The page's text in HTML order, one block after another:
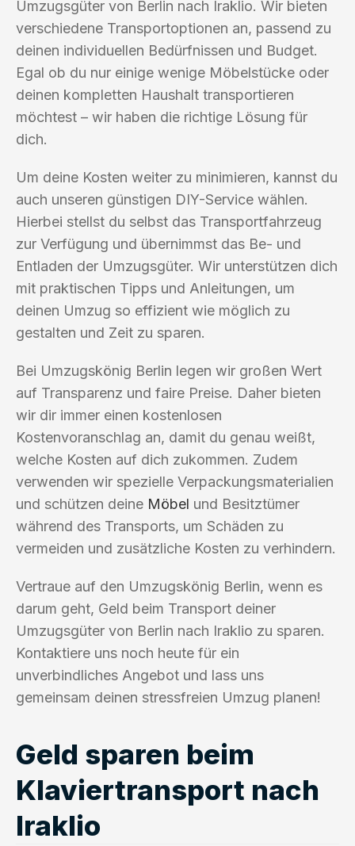
Umzugsgüter von Berlin nach Iraklio. Wir bieten
verschiedene Transportoptionen an, passend zu
deinen individuellen Bedürfnissen und Budget.
Egal ob du nur einige wenige Möbelstücke oder
deinen kompletten Haushalt transportieren
möchtest – wir haben die richtige Lösung für
dich.
Um deine Kosten weiter zu minimieren, kannst du
auch unseren günstigen DIY-Service wählen.
Hierbei stellst du selbst das Transportfahrzeug
zur Verfügung und übernimmst das Be- und
Entladen der Umzugsgüter. Wir unterstützen dich
mit praktischen Tipps und Anleitungen, um
deinen Umzug so effizient wie möglich zu
gestalten und Zeit zu sparen.
Bei Umzugskönig Berlin legen wir großen Wert
auf Transparenz und faire Preise. Daher bieten
wir dir immer einen kostenlosen
Kostenvoranschlag an, damit du genau weißt,
welche Kosten auf dich zukommen. Zudem
verwenden wir spezielle Verpackungsmaterialien
und schützen deine Möbel und Besitztümer
während des Transports, um Schäden zu
vermeiden und zusätzliche Kosten zu verhindern.
Vertraue auf den Umzugskönig Berlin, wenn es
darum geht, Geld beim Transport deiner
Umzugsgüter von Berlin nach Iraklio zu sparen.
Kontaktiere uns noch heute für ein
unverbindliches Angebot und lass uns
gemeinsam deinen stressfreien Umzug planen!
Geld sparen beim
Klaviertransport nach
Iraklio